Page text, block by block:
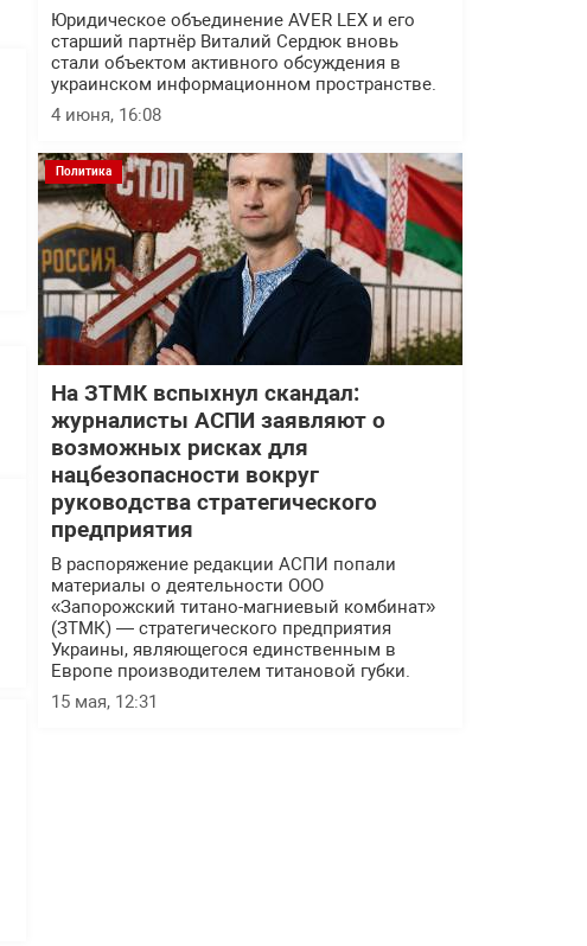
Юридическое объединение AVER LEX и его
старший партнёр Виталий Сердюк вновь
стали объектом активного обсуждения в
украинском информационном пространстве.
4 июня, 16:08
Политика
На ЗТМК вспыхнул скандал:
журналисты АСПИ заявляют о
возможных рисках для
нацбезопасности вокруг
руководства стратегического
предприятия
В распоряжение редакции АСПИ попали
материалы о деятельности ООО
«Запорожский титано-магниевый комбинат»
(ЗТМК) — стратегического предприятия
Украины, являющегося единственным в
Европе производителем титановой губки.
15 мая, 12:31